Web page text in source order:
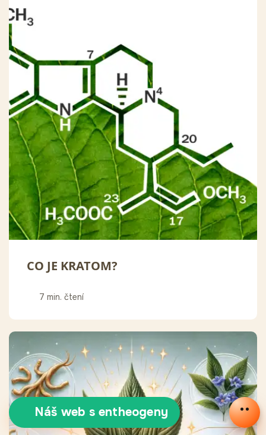
Náš web s entheogeny
CO JE KRATOM?
7 min. čtení